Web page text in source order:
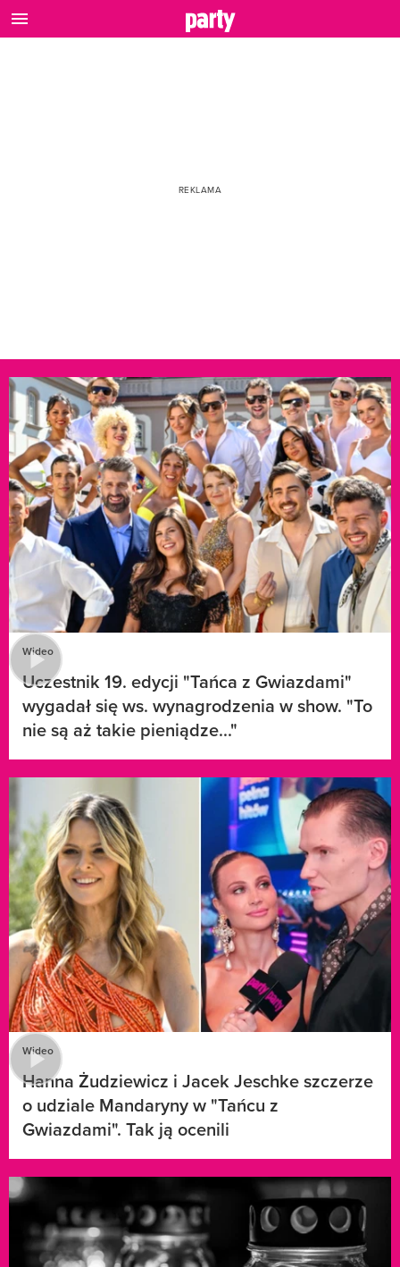
Wideo
Uczestnik 19. edycji "Tańca z Gwiazdami"
wygadał się ws. wynagrodzenia w show. "To
nie są aż takie pieniądze..."
Wideo
Hanna Żudziewicz i Jacek Jeschke szczerze
o udziale Mandaryny w "Tańcu z
Gwiazdami". Tak ją ocenili